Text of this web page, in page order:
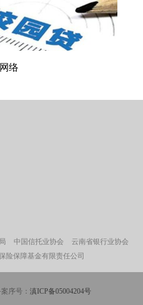
络
中国信托业协会
云南省银行业协会
险保障基金有限责任公司
序号： 滇ICP备05004204号